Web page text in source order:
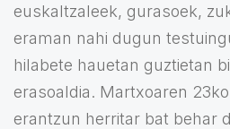
euskaltzaleek, gurasoek,
eraman nahi dugun
hilabete hauetan guztietan
erasoaldia. Martxoaren
erantzun herritar bat behar